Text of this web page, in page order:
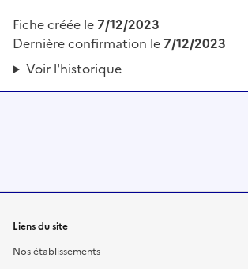
Fiche créée le 7/12/2023
Dernière confirmation le 7/12/2023
Voir l'historique
Liens du site
Nos établissements